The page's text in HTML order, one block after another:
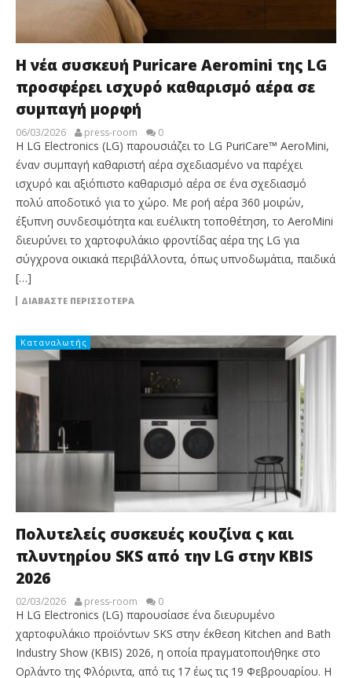
Η νέα συσκευή Puricare Aeromini της LG
προσφέρει ισχυρό καθαρισμό αέρα σε
συμπαγή μορφή
06/03/2026 press-room 0
Η LG Electronics (LG) παρουσιάζει το LG PuriCare™ AeroMini,
έναν συμπαγή καθαριστή αέρα σχεδιασμένο να παρέχει
ισχυρό και αξιόπιστο καθαρισμό αέρα σε ένα σχεδιασμό
πολύ αποδοτικό για το χώρο. Με ροή αέρα 360 μοιρών,
έξυπνη συνδεσιμότητα και ευέλικτη τοποθέτηση, το AeroMini
διευρύνει το χαρτοφυλάκιο φροντίδας αέρα της LG για
σύγχρονα οικιακά περιβάλλοντα, όπως υπνοδωμάτια, παιδικά
[…]
ΔΙΑΒΆΣΤΕ ΠΕΡΙΣΣΌΤΕΡΑ
Καταναλωτής
Πολυτελείς συσκευές κουζίνα ς και
πλυντηρίου SKS από την LG στην KBIS
2026
02/03/2026 press-room 0
Η LG Electronics (LG) παρουσίασε ένα διευρυμένο
χαρτοφυλάκιο προϊόντων SKS στην έκθεση Kitchen and Bath
Industry Show (KBIS) 2026, η οποία πραγματοποιήθηκε στο
Ορλάντο της Φλόριντα, από τις 17 έως τις 19 Φεβρουαρίου. Η